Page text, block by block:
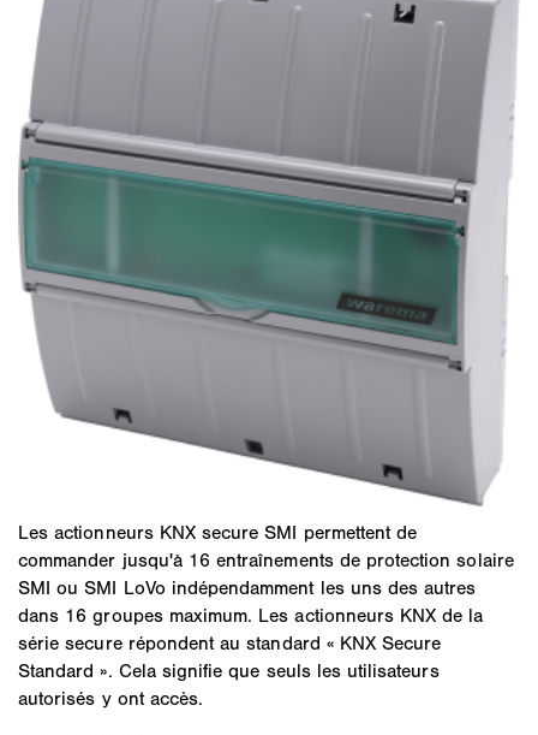
Les actionneurs KNX secure SMI permettent de
commander jusqu'à 16 entraînements de protection solaire
SMI ou SMI LoVo indépendamment les uns des autres
dans 16 groupes maximum. Les actionneurs KNX de la
série secure répondent au standard « KNX Secure
Standard ». Cela signifie que seuls les utilisateurs
autorisés y ont accès.